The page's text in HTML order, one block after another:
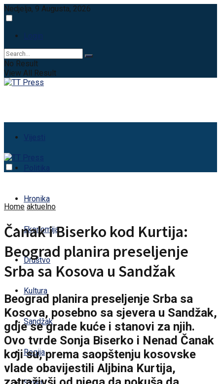
Nedjelja, 9 Augusta, 2026
Login
No Result
View All Result
Vijesti
Politika
Hronika
Ekonomija
Društvo
Kultura
Sandžak
Regija
Home aktuelno
Čanak i Biserko kod Kurtija:
Beograd planira preseljenje
Srba sa Kosova u Sandžak
Beograd planira preseljenje Srba sa
Kosova, posebno sa sjevera u Sandžak,
gdje se grade kuće i stanovi za njih.
Ovo tvrde Sonja Biserko i Nenad Čanak
koji su, prema saopštenju kosovske
vlade obavijestili Aljbina Kurtija,